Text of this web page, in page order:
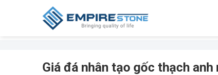
Giá đá nhân tạo gốc thạch